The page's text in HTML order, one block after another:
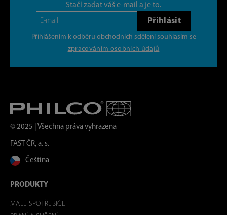
Stačí zadat váš e-mail a je to.
Přihlásit
Přihlášením k odběru obchodních sdělení souhlasím se
zpracováním osobních údajů
© 2025 | Všechna práva vyhrazena
FAST ČR, a. s.
Čeština
PRODUKTY
MALÉ SPOTŘEBIČE